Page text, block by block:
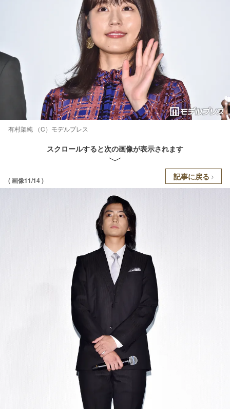
有村架純 （C）モデルプレス
スクロールすると次の画像が表示されます
( 画像11/14 ) 記事に戻る